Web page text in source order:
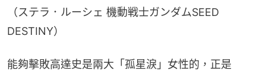
（ステラ．ルーシェ 機動戦士ガンダムSEED
DESTINY）
能夠擊敗高達史是兩大「孤星淚」女性的，正是